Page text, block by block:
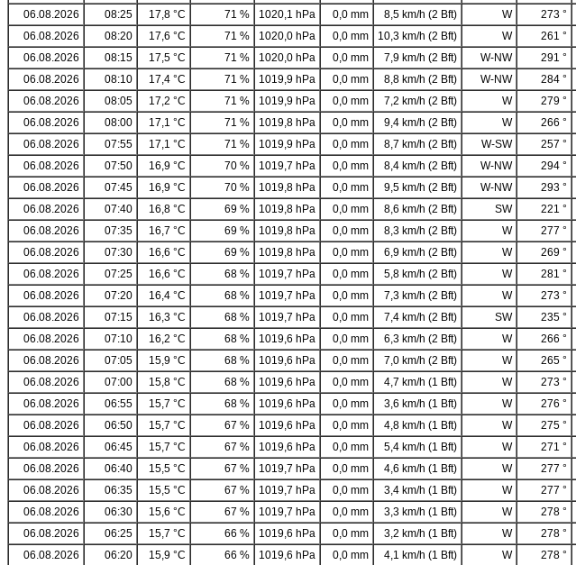
06.08.2026
08:25 17,8 °C 71 % 1020,1 hPa 0,0 mm 8,5 km/h (2 Bft) W 273 °
06.08.2026
08:20 17,6 °C 71 % 1020,0 hPa 0,0 mm 10,3 km/h (2 Bft) W 261 °
06.08.2026
08:15 17,5 °C 71 % 1020,0 hPa 0,0 mm 7,9 km/h (2 Bft) W-NW 291 °
06.08.2026
08:10 17,4 °C 71 % 1019,9 hPa 0,0 mm 8,8 km/h (2 Bft) W-NW 284 °
06.08.2026
08:05 17,2 °C 71 % 1019,9 hPa 0,0 mm 7,2 km/h (2 Bft) W 279 °
06.08.2026
08:00 17,1 °C 71 % 1019,8 hPa 0,0 mm 9,4 km/h (2 Bft) W 266 °
06.08.2026
07:55 17,1 °C 71 % 1019,9 hPa 0,0 mm 8,7 km/h (2 Bft) W-SW 257 °
06.08.2026
07:50 16,9 °C 70 % 1019,7 hPa 0,0 mm 8,4 km/h (2 Bft) W-NW 294 °
06.08.2026
07:45 16,9 °C 70 % 1019,8 hPa 0,0 mm 9,5 km/h (2 Bft) W-NW 293 °
06.08.2026
07:40 16,8 °C 69 % 1019,8 hPa 0,0 mm 8,6 km/h (2 Bft) SW 221 °
06.08.2026
07:35 16,7 °C 69 % 1019,8 hPa 0,0 mm 8,3 km/h (2 Bft) W 277 °
06.08.2026
07:30 16,6 °C 69 % 1019,8 hPa 0,0 mm 6,9 km/h (2 Bft) W 269 °
06.08.2026
07:25 16,6 °C 68 % 1019,7 hPa 0,0 mm 5,8 km/h (2 Bft) W 281 °
06.08.2026
07:20 16,4 °C 68 % 1019,7 hPa 0,0 mm 7,3 km/h (2 Bft) W 273 °
06.08.2026
07:15 16,3 °C 68 % 1019,7 hPa 0,0 mm 7,4 km/h (2 Bft) SW 235 °
06.08.2026
07:10 16,2 °C 68 % 1019,6 hPa 0,0 mm 6,3 km/h (2 Bft) W 266 °
06.08.2026
07:05 15,9 °C 68 % 1019,6 hPa 0,0 mm 7,0 km/h (2 Bft) W 265 °
06.08.2026
07:00 15,8 °C 68 % 1019,6 hPa 0,0 mm 4,7 km/h (1 Bft) W 273 °
06.08.2026
06:55 15,7 °C 68 % 1019,6 hPa 0,0 mm 3,6 km/h (1 Bft) W 276 °
06.08.2026
06:50 15,7 °C 67 % 1019,6 hPa 0,0 mm 4,8 km/h (1 Bft) W 275 °
06.08.2026
06:45 15,7 °C 67 % 1019,6 hPa 0,0 mm 5,4 km/h (1 Bft) W 271 °
06.08.2026
06:40 15,5 °C 67 % 1019,7 hPa 0,0 mm 4,6 km/h (1 Bft) W 277 °
06.08.2026
06:35 15,5 °C 67 % 1019,7 hPa 0,0 mm 3,4 km/h (1 Bft) W 277 °
06.08.2026
06:30 15,6 °C 67 % 1019,7 hPa 0,0 mm 3,3 km/h (1 Bft) W 278 °
06.08.2026
06:25 15,7 °C 66 % 1019,6 hPa 0,0 mm 3,2 km/h (1 Bft) W 278 °
06.08.2026
06:20 15,9 °C 66 % 1019,6 hPa 0,0 mm 4,1 km/h (1 Bft) W 278 °